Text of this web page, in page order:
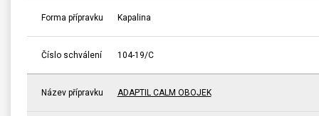
Forma přípravku Kapalina
Číslo schválení 104-19/C
Název přípravku ADAPTIL CALM OBOJEK